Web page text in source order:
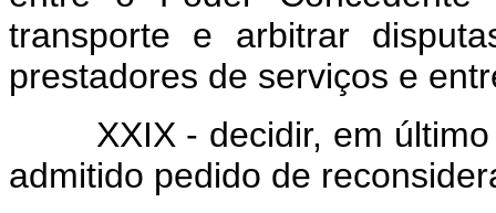
transporte e arbitrar
prestadores de serviços e
XXIX - decidir, em último
admitido pedido de